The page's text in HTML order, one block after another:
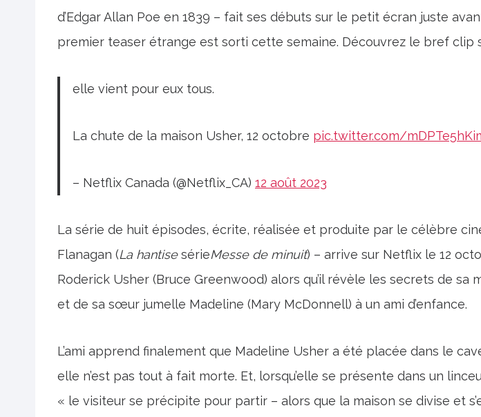
d’Edgar Allan Poe en 1839 – fait ses débuts sur le petit écran juste
premier teaser étrange est sorti cette semaine. Découvrez le bref clip
elle vient pour eux tous.
La chute de la maison Usher, 12 octobre pic.twitter.com/
– Netflix Canada (@Netflix_CA) 12 août 2023
La série de huit épisodes, écrite, réalisée et produite par le célèbre
Flanagan (La hantisesérieMesse de minuit) – arrive sur Netflix le 12
Roderick Usher (Bruce Greenwood) alors qu’il révèle les secrets de sa
et de sa sœur jumelle Madeline (Mary McDonnell) à un ami d’enfance.
L’ami apprend finalement que Madeline Usher a été placée dans le
elle n’est pas tout à fait morte. Et, lorsqu’elle se présente dans un
« le visiteur se précipite pour partir – alors que la maison se divise et